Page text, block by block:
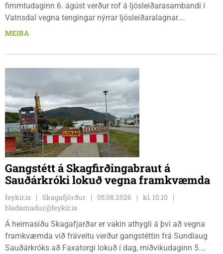
fimmtudaginn 6. ágúst verður rof á ljósleiðarasambandi í
Vatnsdal vegna tengingar nýrrar ljósleiðaralagnar.
Ljósleiðarasambandið verður rofið á morgun fimmtudag
MEIRA
Gangstétt á Skagfirðingabraut á
Sauðárkróki lokuð vegna framkvæmda
feykir.is Skagafjörður 05.08.2026
kl. 10.10
bladamadur@feykir.is
Á heimasíðu Skagafjarðar er vakin athygli á því að vegna
framkvæmda við fráveitu verður gangstéttin frá Sundlaug
Sauðárkróks að Faxatorgi lokuð í dag, miðvikudaginn 5.